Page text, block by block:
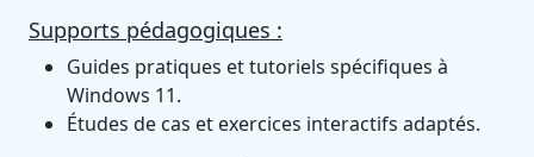
Supports pédagogiques :
Guides pratiques et tutoriels spécifiques à
Windows 11.
Études de cas et exercices interactifs adaptés.